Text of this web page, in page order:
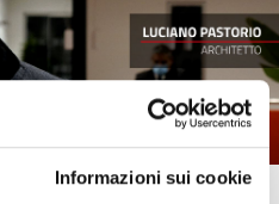
Informazioni sui cookie